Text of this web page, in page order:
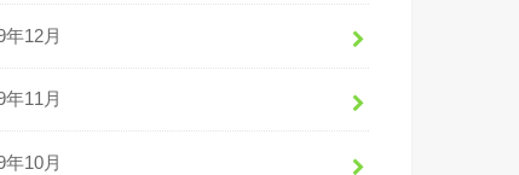
年12月
年11月
年10月